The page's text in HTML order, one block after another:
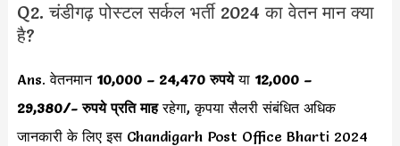
Q2. चंडीगढ़ पोस्टल सर्कल भर्ती 2024 का वेतन मान क्या
है?
Ans. वेतनमान 10,000 – 24,470 रुपयेया 12,000 –
29,380/-रुपयेप्रति माहरहेगा, कृपया सैलरी संबंधित अधिक
जानकारी के लिए इस Chandigarh Post Office Bharti 2024